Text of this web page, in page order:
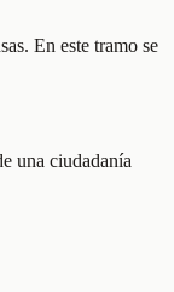
En este tramo se
una ciudadanía